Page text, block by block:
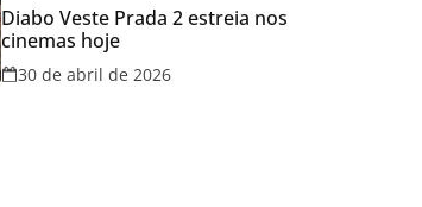
Diabo Veste Prada 2 estreia nos
cinemas hoje
30 de abril de 2026